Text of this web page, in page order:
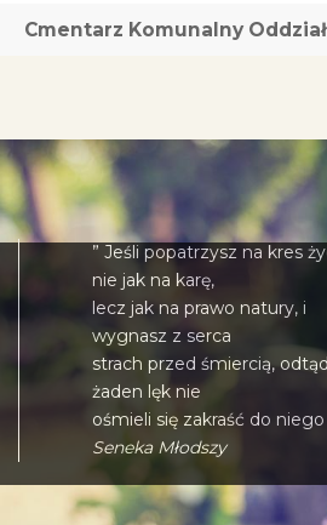
Cmentarz Komunalny
” Jeśli popatrzysz na kres
nie jak na karę,
lecz jak na prawo natury, i
wygnasz z serca
strach przed śmiercią, odtąd
żaden lęk nie
ośmieli się zakraść do niego
Seneka Młodszy